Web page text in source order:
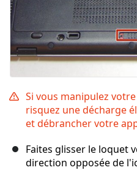
Si vous manipulez
risquez une décharge
et débrancher votre
Faites glisser le loquet
direction opposée de